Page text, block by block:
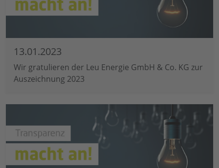
13.01.2023
Wir gratulieren der Leu Energie GmbH & Co. KG zur
Auszeichnung 2023